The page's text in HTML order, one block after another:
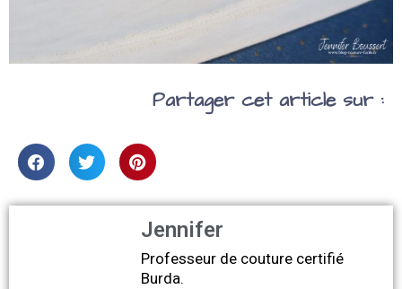
Partager cet article sur :
Jennifer
Professeur de couture certifié
Burda.